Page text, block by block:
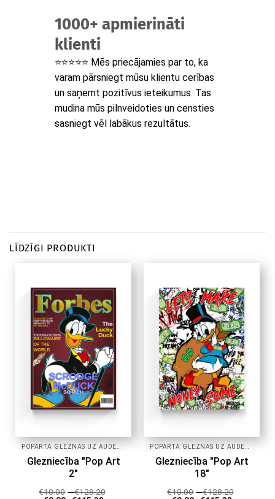
1000+ apmierināti
klienti
⭐⭐⭐⭐⭐ Mēs priecājamies par to, ka
varam pārsniegt mūsu klientu cerības
un saņemt pozitīvus ieteikumus. Tas
mudina mūs pilnveidoties un censties
sasniegt vēl labākus rezultātus.
LĪDZĪGI PRODUKTI
Glezniecība "Pop Art
2"
€10.00 -€128.20
Glezniecība "Pop Art
18"
€10.00 -€128.20